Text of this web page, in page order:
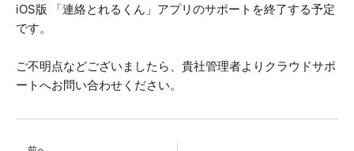
iOS版 「連絡とれるくん」アプリのサポートを終了する予定
です。
ご不明点などございましたら、貴社管理者よりクラウドサポ
ートへお問い合わせください。